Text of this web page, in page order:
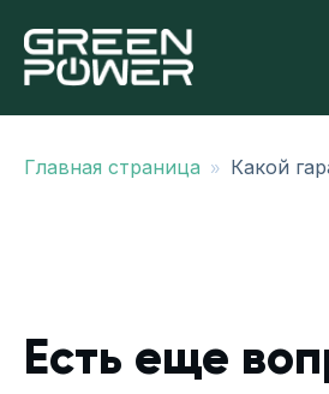
Главная страница » Какой
Есть еще